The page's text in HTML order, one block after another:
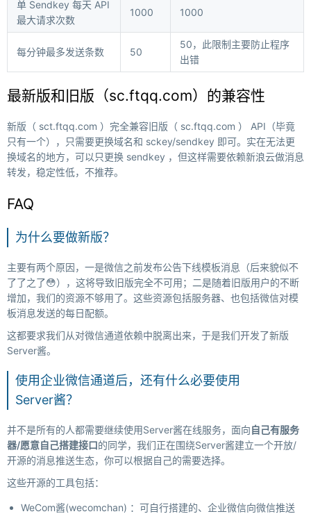
单 Sendkey 每天 API
最大请求次数
1000 1000
每分钟最多发送条数 50
50，此限制主要防止程序
出错
最新版和旧版（sc.ftqq.com）的兼容性
新版（ sct.ftqq.com ）完全兼容旧版（ sc.ftqq.com ） API（毕竟
只有一个），只需要更换域名和 sckey/sendkey 即可。实在无法更
换域名的地方，可以只更换 sendkey ，但这样需要依赖新浪云做消息
转发，稳定性低，不推荐。
FAQ
为什么要做新版？
主要有两个原因，一是微信之前发布公告下线模板消息（后来貌似不
了了之了😳），这将导致旧版完全不可用；二是随着旧版用户的不断
增加，我们的资源不够用了。这些资源包括服务器、也包括微信对模
板消息发送的每日配额。
这都要求我们从对微信通道依赖中脱离出来，于是我们开发了新版
Server酱。
使用企业微信通道后，还有什么必要使用
Server酱？
并不是所有的人都需要继续使用Server酱在线服务，面向自己有服务
器/愿意自己搭建接口的同学，我们正在围绕Server酱建立一个开放/
开源的消息推送生态，你可以根据自己的需要选择。
这些开源的工具包括：
WeCom酱(wecomchan) ：可自行搭建的、企业微信向微信推送